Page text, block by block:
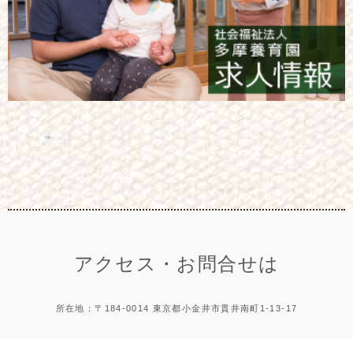
アクセス・お問合せは
所在地：〒184-0014 東京都小金井市貫井南町1-13-17